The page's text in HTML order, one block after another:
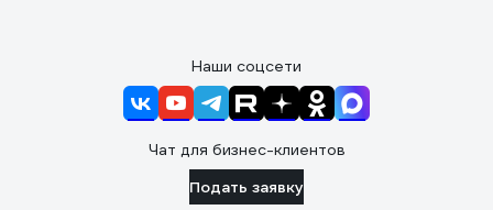
Наши соцсети
Чат для бизнес-клиентов
Подать заявку